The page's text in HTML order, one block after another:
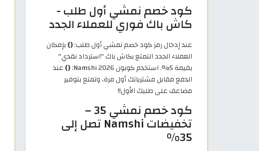
كود خصم نمشي أول طلب -
كاش باك فوري للعملاء الجدد
عند إدخال رمز كود خصم نمشي أول طلب:() بإمكان
العملاء الجدد التمتع بكاش باك "استرداد نقدي"
بقيمة 5%. استخدم كوبون Namshi 2026:
() عند
الدفع مقابل مشترياتك أول مرة، وتمتع بتوفير
مضاعف على طلبك الأول!!
كود خصم نمشي 35 –
تخفيضات Namshi تصل إلى
35%